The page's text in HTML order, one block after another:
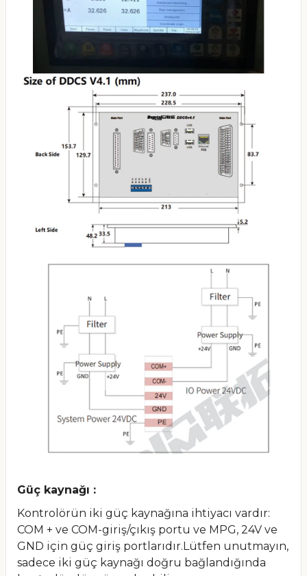
Güç kaynağı :
Kontrolörün iki güç kaynağına ihtiyacı vardır:
COM + ve COM-giriş/çıkış portu ve MPG, 24V ve
GND için güç giriş portlarıdır.Lütfen unutmayın,
sadece iki güç kaynağı doğru bağlandığında